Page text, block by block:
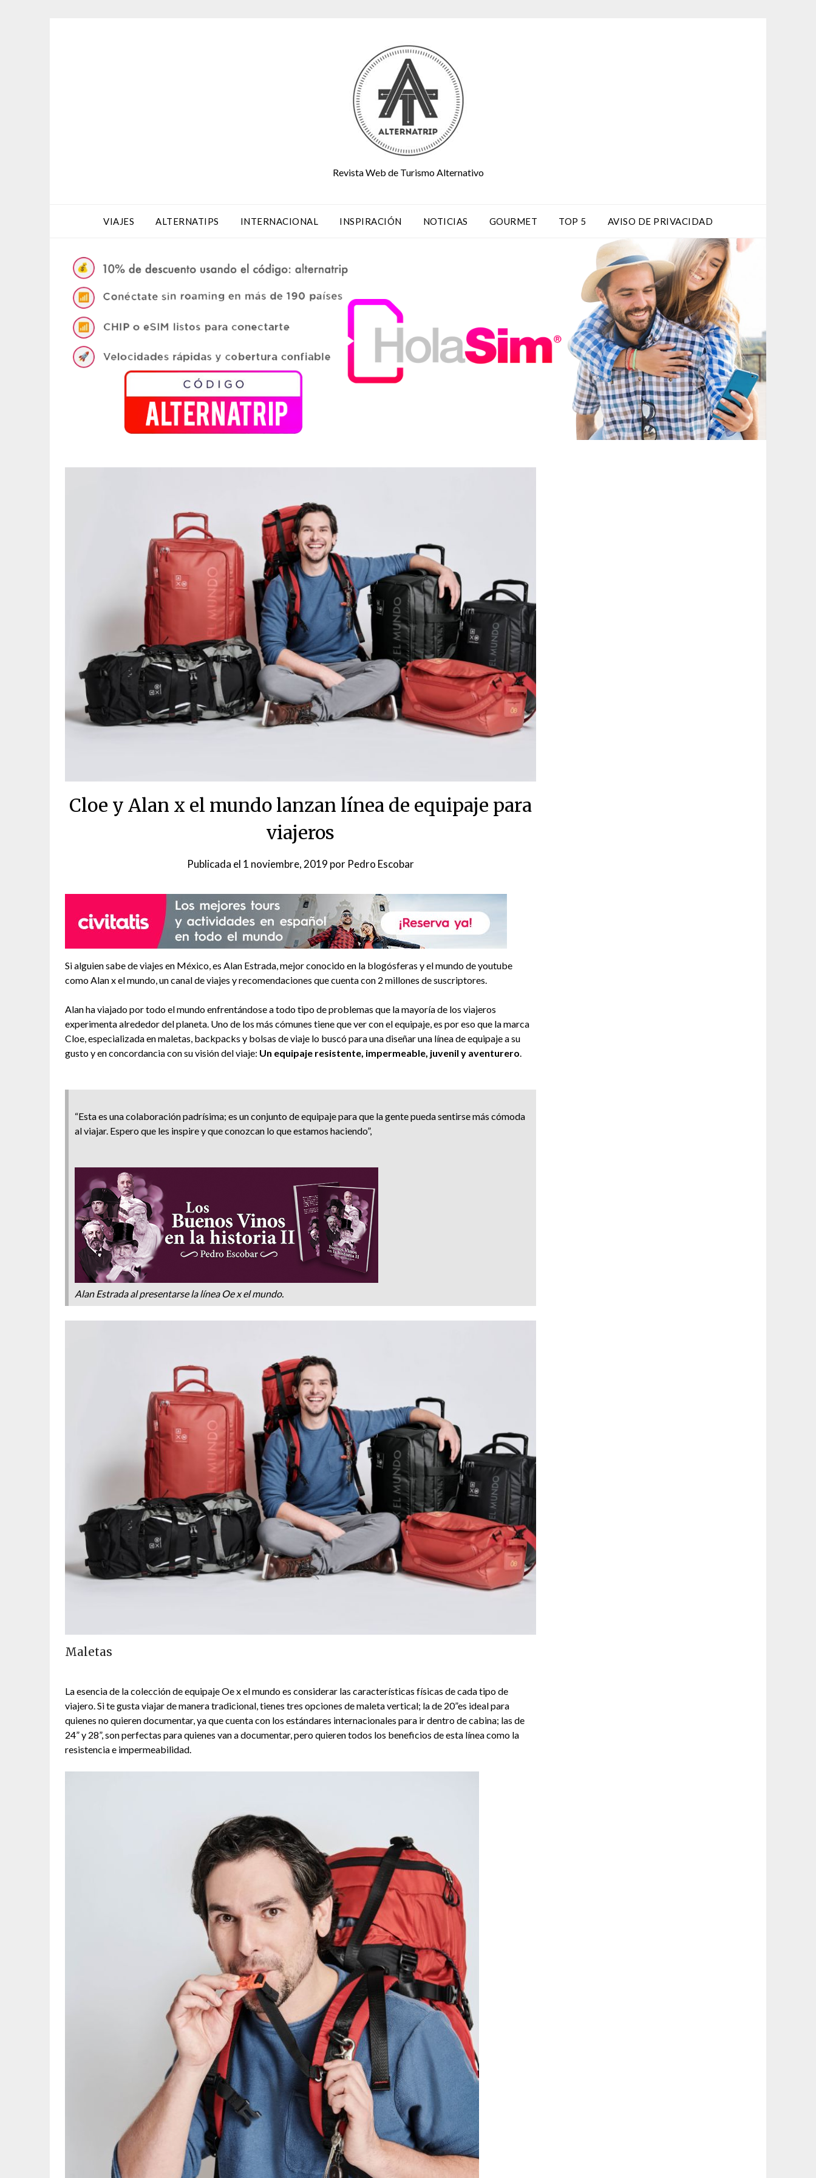
Revista Web de Turismo Alternativo
VIAJES ALTERNATIPS INTERNACIONAL INSPIRACIÓN NOTICIAS GOURMET TOP 5 AVISO DE PRIVACIDAD
Cloe y Alan x el mundo lanzan línea de equipaje para
viajeros
Publicada el 1 noviembre, 2019 por Pedro Escobar
Si alguien sabe de viajes en México, es Alan Estrada, mejor conocido en la blogósferas y el mundo de youtube
como Alan x el mundo, un canal de viajes y recomendaciones que cuenta con 2 millones de suscriptores.
Alan ha viajado por todo el mundo enfrentándose a todo tipo de problemas que la mayoría de los viajeros
experimenta alrededor del planeta. Uno de los más cómunes tiene que ver con el equipaje, es por eso que la marca
Cloe, especializada en maletas, backpacks y bolsas de viaje lo buscó para una diseñar una línea de equipaje a su
gusto y en concordancia con su visión del viaje: Un equipaje resistente, impermeable, juvenil y aventurero.
“Esta es una colaboración padrísima; es un conjunto de equipaje para que la gente pueda sentirse más cómoda
al viajar. Espero que les inspire y que conozcan lo que estamos haciendo”,
Alan Estrada al presentarse la línea Oe x el mundo.
Maletas
La esencia de la colección de equipaje Oe x el mundo es considerar las características físicas de cada tipo de
viajero. Si te gusta viajar de manera tradicional, tienes tres opciones de maleta vertical; la de 20”es ideal para
quienes no quieren documentar, ya que cuenta con los estándares internacionales para ir dentro de cabina; las de
24” y 28”, son perfectas para quienes van a documentar, pero quieren todos los beneficios de esta línea como la
resistencia e impermeabilidad.